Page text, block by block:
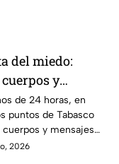
del miedo:
y
criminales
de
en un solo día
de 24 horas, en
puntos de Tabasco
cuerpos y mensajes
en varias carreteras
2026